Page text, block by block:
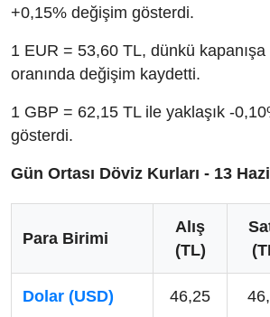
+0,15% değişim gösterdi.
1 EUR = 53,60 TL, dünkü
oranında değişim kaydetti.
1 GBP = 62,15 TL ile yaklaşık -
gösterdi.
Gün Ortası Döviz Kurları - 13
Para Birimi
Alış
(TL)
Dolar (USD) 46,25